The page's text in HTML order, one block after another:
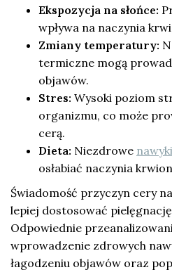
Ekspozycja na słońce:
wpływa na naczynia
Zmiany temperatury:
termiczne mogą
objawów.
Stres: Wysoki poziom
organizmu, co może
cerą.
Dieta: Niezdrowe
osłabiać naczynia
Świadomość przyczyn cery
lepiej dostosować
Odpowiednie
wprowadzenie zdrowych
łagodzeniu objawów oraz